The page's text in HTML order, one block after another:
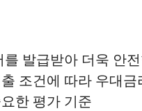
발급받아 더욱 안
조건에 따라 우대금
한 평가 기준